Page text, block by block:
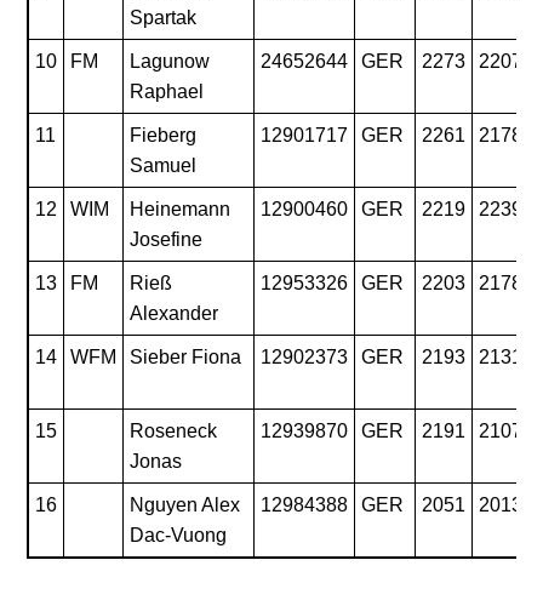
Spartak
10 FM
Lagunow
Raphael
24652644 GER 2273 2207
11
Fieberg
Samuel
12901717 GER 2261 2178
12 WIM
Heinemann
Josefine
12900460 GER 2219 2239
13 FM
Rieß
Alexander
12953326 GER 2203 2178
14 WFM Sieber Fiona 12902373 GER 2193 2131
15
Roseneck
Jonas
12939870 GER 2191 2107
16
Nguyen Alex
Dac-Vuong
12984388 GER 2051 2013